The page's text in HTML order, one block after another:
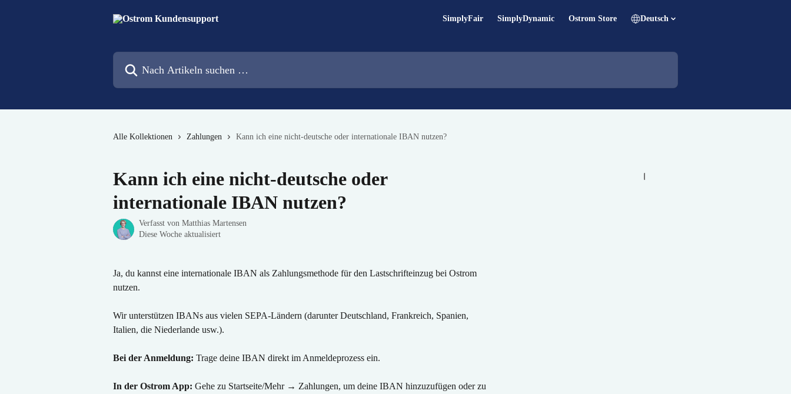
SimplyFair SimplyDynamic Ostrom Store Deutsch
Alle Kollektionen Zahlungen Kann ich eine nicht-deutsche oder internationale IBAN nutzen?
Kann ich eine nicht-deutsche oder
internationale IBAN nutzen?
Verfasst von Matthias Martensen
Diese Woche aktualisiert
Ja, du kannst eine internationale IBAN als Zahlungsmethode für den Lastschrifteinzug bei Ostrom
nutzen.
Wir unterstützen IBANs aus vielen SEPA-Ländern (darunter Deutschland, Frankreich, Spanien,
Italien, die Niederlande usw.).
Bei der Anmeldung: Trage deine IBAN direkt im Anmeldeprozess ein.
In der Ostrom App: Gehe zu Startseite/Mehr → Zahlungen, um deine IBAN hinzuzufügen oder zu